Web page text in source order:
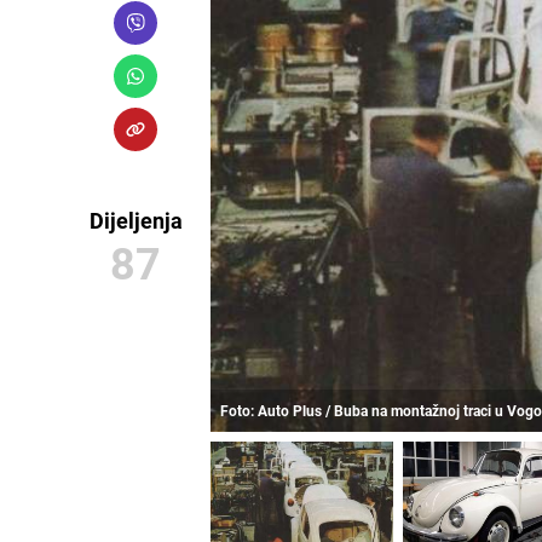
Dijeljenja
87
Foto: Auto Plus / Buba na montažnoj traci u